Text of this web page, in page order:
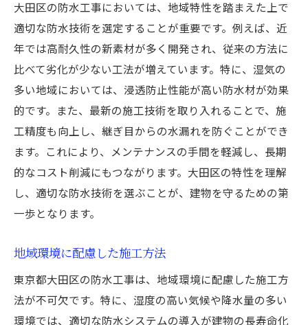
大田区の防水工事においては、地域特性を踏まえた上で
適切な防水技術を選定することが重要です。例えば、近
年では高耐久性の新素材が多く開発され、従来の方法に
比べて劣化が少ない工法が増えています。特に、湿気の
多い地域においては、浸透防止性能が高い防水材が効果
的です。また、最新の施工技術を取り入れることで、施
工精度も向上し、継ぎ目からの水漏れを防ぐことができ
ます。これにより、メンテナンスの手間を軽減し、長期
的なコスト削減にもつながります。大田区の特性を理解
し、適切な防水技術を選ぶことが、建物を守るための第
一歩となります。
地域環境に配慮した施工方法
東京都大田区の防水工事は、地域環境に配慮した施工方
法が不可欠です。特に、湿度の高い気候や降水量の多い
環境では、適切な防水システムの導入が建物の長寿命化